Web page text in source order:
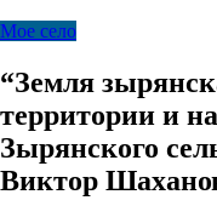
Мое село
“Земля
территории и
Зырянского
Виктор